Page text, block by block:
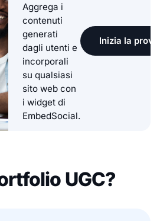
Aggrega i
contenuti
generati
dagli utenti e
incorporali
su qualsiasi
sito web con
i widget di
EmbedSocial.
Inizia la
UGC?